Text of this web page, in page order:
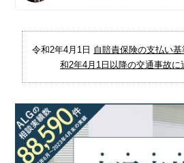
令和2年4月1日 自賠責保険の支払い
和2年4月1日以降の交通事故に